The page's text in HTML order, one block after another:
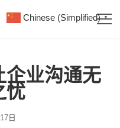
企业沟通无
忧
日
Chinese (Simplified) ▼